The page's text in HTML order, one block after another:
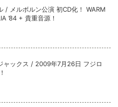
/ メルボルン公演 初CD化！ WARM
’84 + 貴重音源！
ャックス / 2009年7月26日 フジロ